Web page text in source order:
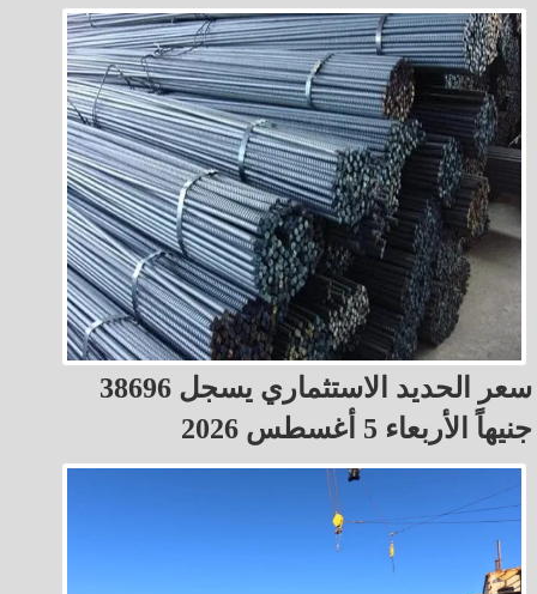
سعر الحديد الاستثماري يسجل 38696
جنيهاً الأربعاء 5 أغسطس 2026